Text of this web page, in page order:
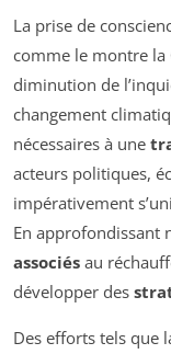
La prise de
comme le montre la
diminution de
changement
nécessaires à une
acteurs politiques,
impérativement
En approfondissant
associés au
développer des
Des efforts tels que